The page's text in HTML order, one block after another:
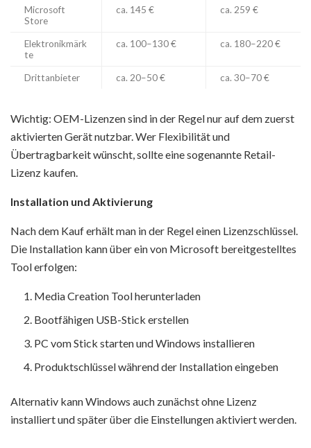
Microsoft
Store
ca. 145 € ca. 259 €
Elektronikmärk
te
ca. 100–130 € ca. 180–220 €
Drittanbieter ca. 20–50 € ca. 30–70 €
Wichtig: OEM-Lizenzen sind in der Regel nur auf dem zuerst
aktivierten Gerät nutzbar. Wer Flexibilität und
Übertragbarkeit wünscht, sollte eine sogenannte Retail-
Lizenz kaufen.
Installation und Aktivierung
Nach dem Kauf erhält man in der Regel einen Lizenzschlüssel.
Die Installation kann über ein von Microsoft bereitgestelltes
Tool erfolgen:
Media Creation Tool herunterladen
Bootfähigen USB-Stick erstellen
PC vom Stick starten und Windows installieren
Produktschlüssel während der Installation eingeben
Alternativ kann Windows auch zunächst ohne Lizenz
installiert und später über die Einstellungen aktiviert werden.